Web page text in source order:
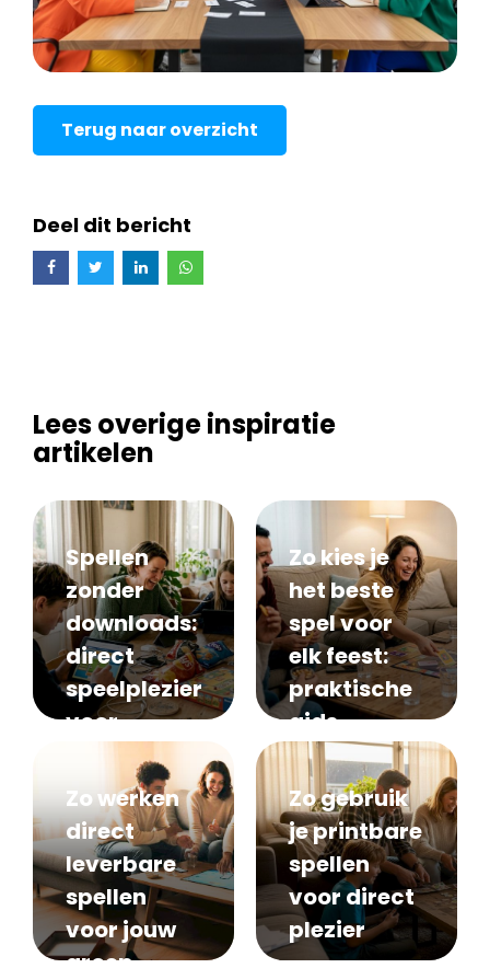
Terug naar overzicht
Deel dit bericht
Lees overige inspiratie
artikelen
Spellen
zonder
downloads:
direct
speelplezier
voor
groepen
Zo kies je
het beste
spel voor
elk feest:
praktische
gids
Zo werken
direct
leverbare
spellen
voor jouw
Zo gebruik
je printbare
spellen
voor direct
plezier